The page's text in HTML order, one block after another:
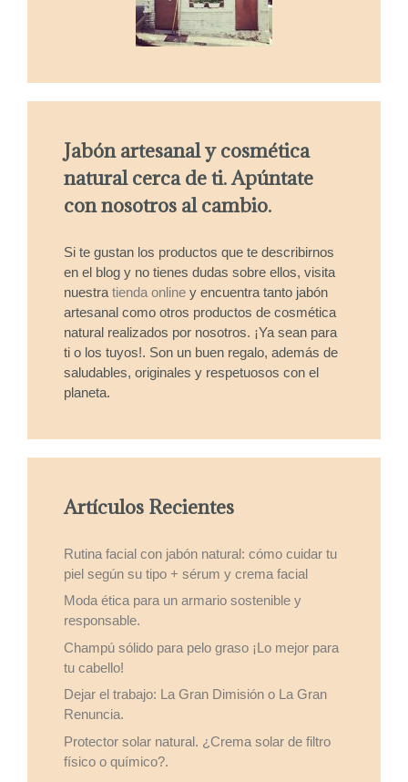
Jabón artesanal y cosmética
natural cerca de ti. Apúntate
con nosotros al cambio.
Si te gustan los productos que te describirnos
en el blog y no tienes dudas sobre ellos, visita
nuestra tienda online y encuentra tanto jabón
artesanal como otros productos de cosmética
natural realizados por nosotros. ¡Ya sean para
ti o los tuyos!. Son un buen regalo, además de
saludables, originales y respetuosos con el
planeta.
Artículos Recientes
Rutina facial con jabón natural: cómo cuidar tu
piel según su tipo + sérum y crema facial
Moda ética para un armario sostenible y
responsable.
Champú sólido para pelo graso ¡Lo mejor para
tu cabello!
Dejar el trabajo: La Gran Dimisión o La Gran
Renuncia.
Protector solar natural. ¿Crema solar de filtro
físico o químico?.